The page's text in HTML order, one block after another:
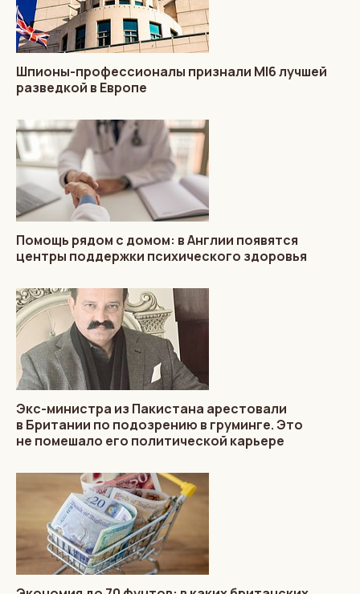
Шпионы-профессионалы признали MI6 лучшей
разведкой в Европе
Помощь рядом с домом: в Англии появятся
центры поддержки психического здоровья
Экс-министра из Пакистана арестовали
в Британии по подозрению в груминге. Это
не помешало его политической карьере